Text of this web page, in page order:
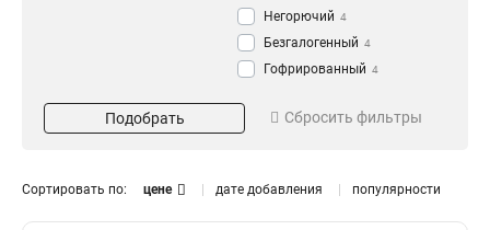
Негорючий 4
Безгалогенный 4
Гофрированный 4
Белый 4 20мм 2
Подобрать Сбросить фильтры
Сортировать по: цене дате добавления популярности